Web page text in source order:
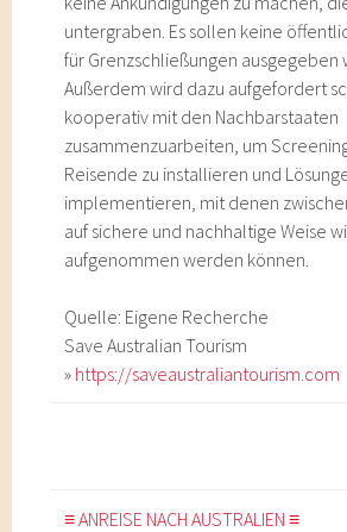
untergraben. Es sollen keine
für Grenzschließungen ausgegeben
Außerdem wird dazu aufgefordert
kooperativ mit den Nachbarstaaten
zusammenzuarbeiten, um
Reisende zu installieren und
implementieren, mit denen
auf sichere und nachhaltige Weise
aufgenommen werden können.
Quelle: Eigene Recherche
Save Australian Tourism
» https://saveaustraliantourism.com
≡ ANREISE NACH AUSTRALIEN ≡